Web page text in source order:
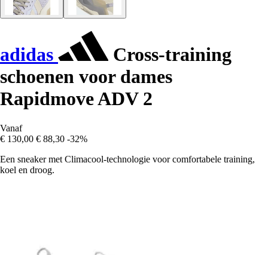
adidas
Cross-training
schoenen voor dames
Rapidmove ADV 2
Vanaf
€ 130,00 € 88,30 -32%
Een sneaker met Climacool-technologie voor comfortabele training,
koel en droog.